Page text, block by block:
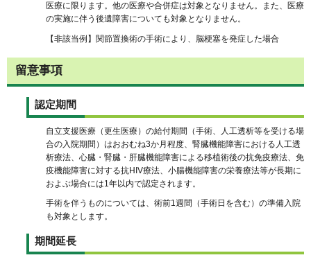
医療に限ります。他の医療や合併症は対象となりません。また、医療
の実施に伴う後遺障害についても対象となりません。
【非該当例】関節置換術の手術により、脳梗塞を発症した場合
留意事項
認定期間
自立支援医療（更生医療）の給付期間（手術、人工透析等を受ける場
合の入院期間）はおおむね3か月程度、腎臓機能障害における人工透
析療法、心臓・腎臓・肝臓機能障害による移植術後の抗免疫療法、免
疫機能障害に対する抗HIV療法、小腸機能障害の栄養療法等が長期に
およぶ場合には1年以内で認定されます。
手術を伴うものについては、術前1週間（手術日を含む）の準備入院
も対象とします。
期間延長